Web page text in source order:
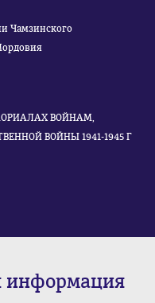
Чамзинского
ВОЙНАМ,
ВОЙНЫ 1941-1945 Г
информация